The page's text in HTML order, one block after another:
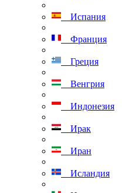
Испания
Франция
Греция
Венгрия
Индонезия
Ирак
Иран
Исландия